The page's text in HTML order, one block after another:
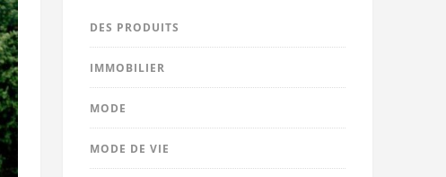
DES PRODUITS
IMMOBILIER
MODE
MODE DE VIE